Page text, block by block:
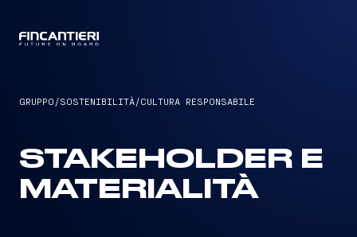
GRUPPO /SOSTENIBILITÀ/CULTURA RESPONSABILE
STAKEHOLDER E
MATERIALITÀ